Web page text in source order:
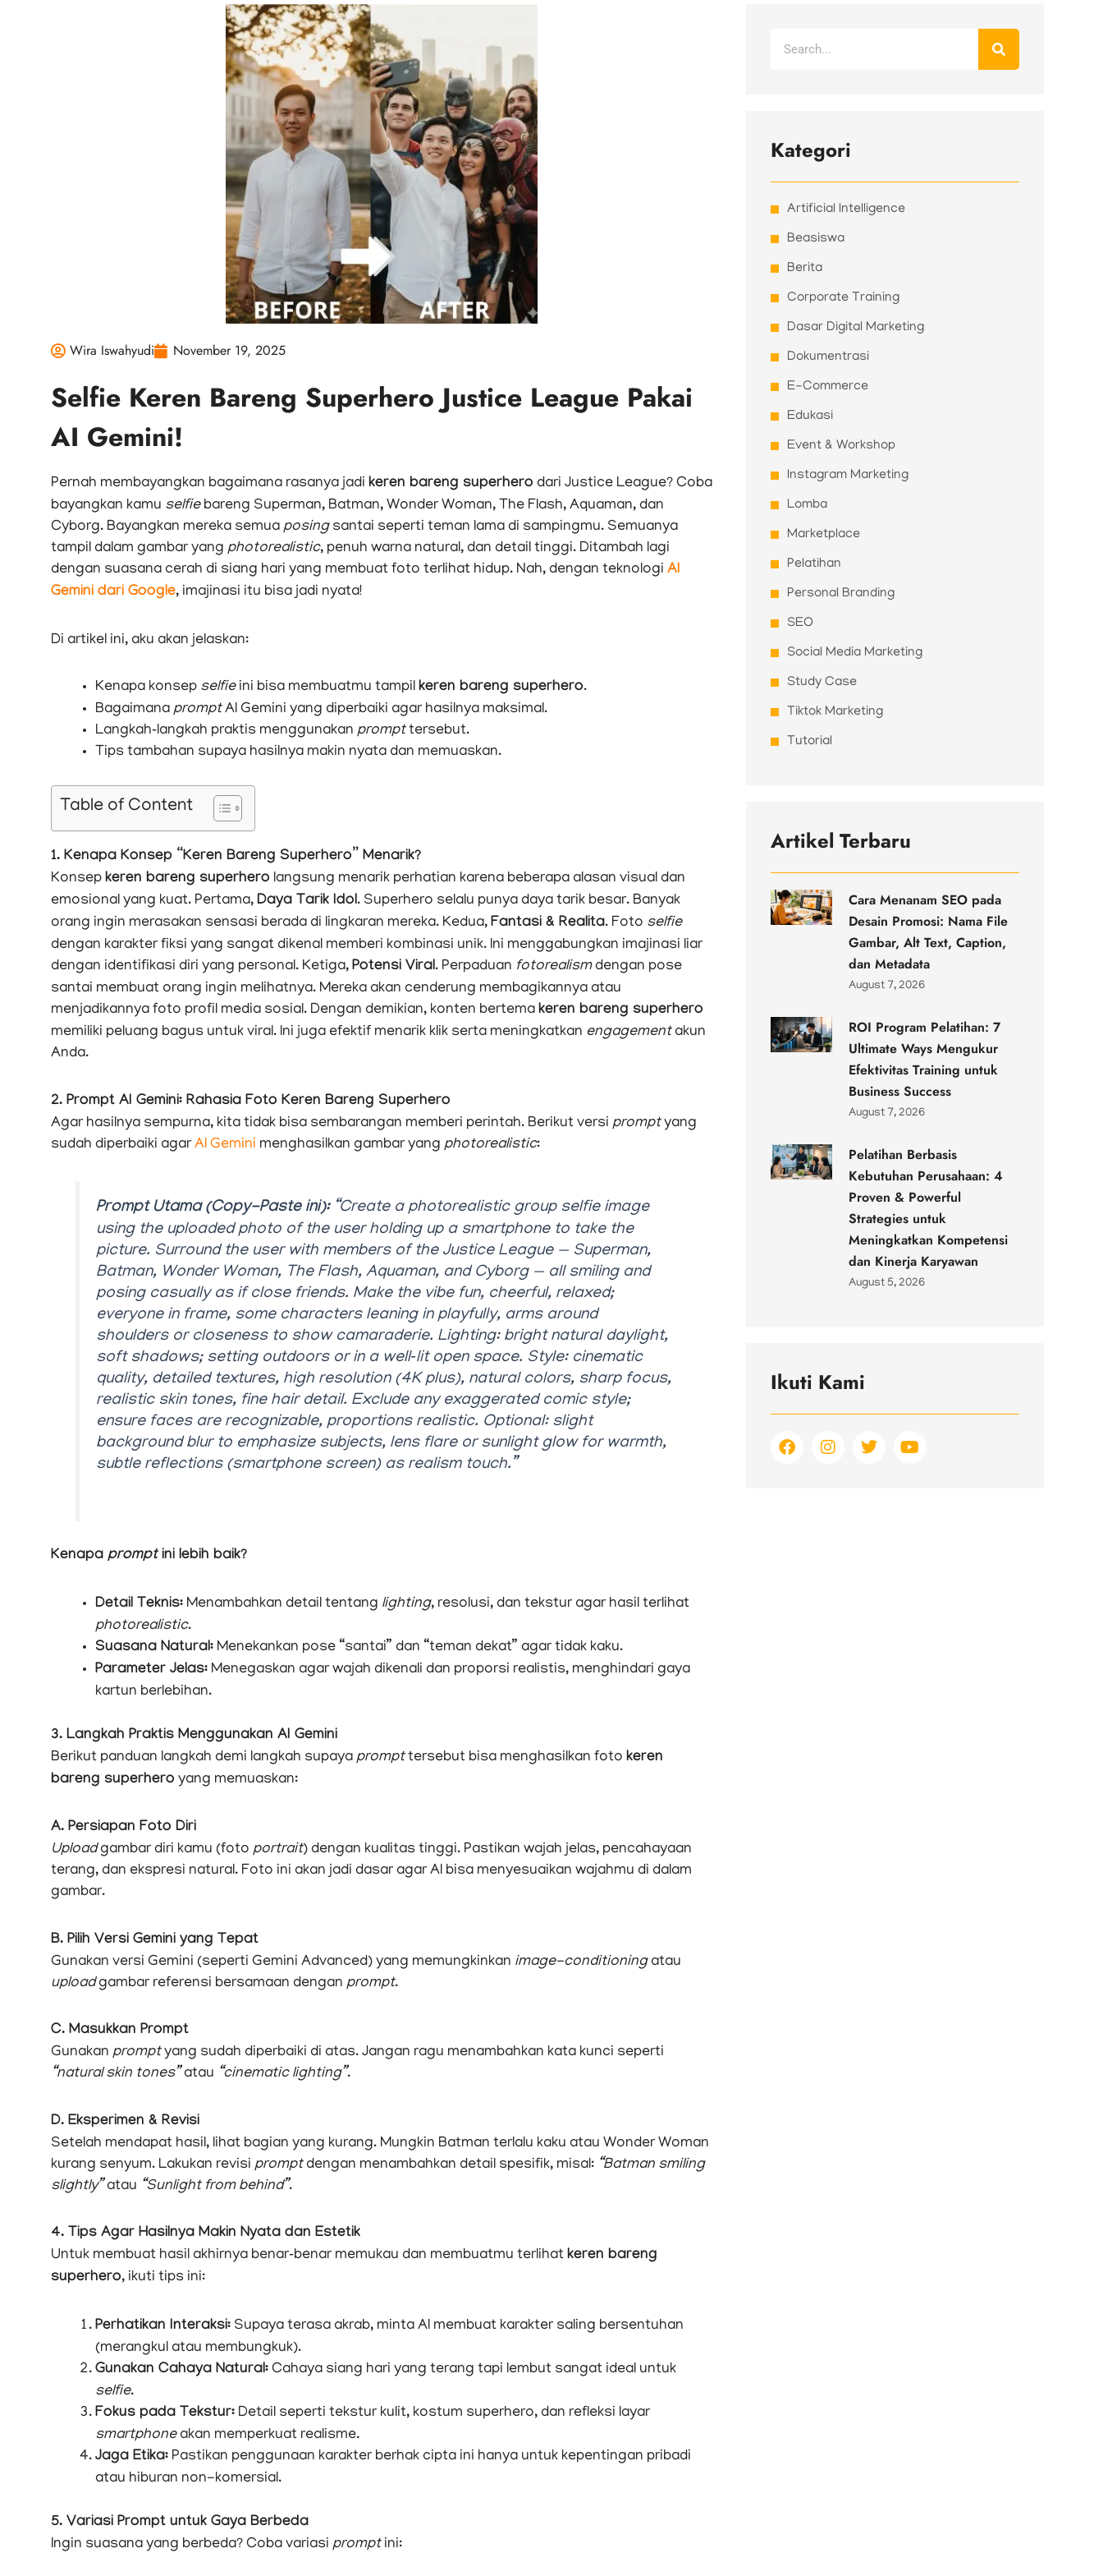
Wira Iswahyudi November 19, 2025
Selfie Keren Bareng Superhero Justice League Pakai
AI Gemini!
Pernah membayangkan bagaimana rasanya jadi keren bareng superhero dari Justice League? Coba
bayangkan kamu selfiebareng Superman, Batman, Wonder Woman, The Flash, Aquaman, dan
Cyborg. Bayangkan mereka semua posingsantai seperti teman lama di sampingmu. Semuanya
tampil dalam gambar yang photorealistic, penuh warna natural, dan detail tinggi. Ditambah lagi
dengan suasana cerah di siang hari yang membuat foto terlihat hidup. Nah, dengan teknologi AI
Gemini dari Google, imajinasi itu bisa jadi nyata!
Di artikel ini, aku akan jelaskan:
Kenapa konsep selfieini bisa membuatmu tampil keren bareng superhero.
Bagaimana promptAI Gemini yang diperbaiki agar hasilnya maksimal.
Langkah‑langkah praktis menggunakan prompttersebut.
Tips tambahan supaya hasilnya makin nyata dan memuaskan.
Table of Content
1. Kenapa Konsep “Keren Bareng Superhero” Menarik?
Konsep keren bareng superhero langsung menarik perhatian karena beberapa alasan visual dan
emosional yang kuat. Pertama, Daya Tarik Idol. Superhero selalu punya daya tarik besar. Banyak
orang ingin merasakan sensasi berada di lingkaran mereka. Kedua, Fantasi & Realita. Foto selfie
dengan karakter fiksi yang sangat dikenal memberi kombinasi unik. Ini menggabungkan imajinasi liar
dengan identifikasi diri yang personal. Ketiga, Potensi Viral. Perpaduan fotorealismdengan pose
santai membuat orang ingin melihatnya. Mereka akan cenderung membagikannya atau
menjadikannya foto profil media sosial. Dengan demikian, konten bertema keren bareng superhero
memiliki peluang bagus untuk viral. Ini juga efektif menarik klik serta meningkatkan engagementakun
Anda.
2. Prompt AI Gemini: Rahasia Foto Keren Bareng Superhero
Agar hasilnya sempurna, kita tidak bisa sembarangan memberi perintah. Berikut versi promptyang
sudah diperbaiki agarAI Gemini menghasilkan gambar yang photorealistic:
Prompt Utama (Copy-Paste ini): “Create a photorealistic group selfie image
using the uploaded photo of the user holding up a smartphone to take the
picture. Surround the user with members of the Justice League — Superman,
Batman, Wonder Woman, The Flash, Aquaman, and Cyborg — all smiling and
posing casually as if close friends. Make the vibe fun, cheerful, relaxed;
everyone in frame, some characters leaning in playfully, arms around
shoulders or closeness to show camaraderie. Lighting: bright natural daylight,
soft shadows; setting outdoors or in a well‑lit open space. Style: cinematic
quality, detailed textures, high resolution (4K plus), natural colors, sharp focus,
realistic skin tones, fine hair detail. Exclude any exaggerated comic style;
ensure faces are recognizable, proportions realistic. Optional: slight
background blur to emphasize subjects, lens flare or sunlight glow for warmth,
subtle reflections (smartphone screen) as realism touch.”
Kenapa promptini lebih baik?
Detail Teknis: Menambahkan detail tentang lighting, resolusi, dan tekstur agar hasil terlihat
photorealistic.
Suasana Natural: Menekankan pose “santai” dan “teman dekat” agar tidak kaku.
Parameter Jelas: Menegaskan agar wajah dikenali dan proporsi realistis, menghindari gaya
kartun berlebihan.
3. Langkah Praktis Menggunakan AI Gemini
Berikut panduan langkah demi langkah supaya prompttersebut bisa menghasilkan foto keren
bareng superhero yang memuaskan:
A. Persiapan Foto Diri
Uploadgambar diri kamu (foto portrait) dengan kualitas tinggi. Pastikan wajah jelas, pencahayaan
terang, dan ekspresi natural. Foto ini akan jadi dasar agar AI bisa menyesuaikan wajahmu di dalam
gambar.
B. Pilih Versi Gemini yang Tepat
Gunakan versi Gemini (seperti Gemini Advanced) yang memungkinkan image-conditioningatau
uploadgambar referensi bersamaan dengan prompt.
C. Masukkan Prompt
Gunakan promptyang sudah diperbaiki di atas. Jangan ragu menambahkan kata kunci seperti
“natural skin tones” atau “cinematic lighting”.
D. Eksperimen & Revisi
Setelah mendapat hasil, lihat bagian yang kurang. Mungkin Batman terlalu kaku atau Wonder Woman
kurang senyum. Lakukan revisi promptdengan menambahkan detail spesifik, misal: “Batman smiling
slightly”atau “Sunlight from behind”.
4. Tips Agar Hasilnya Makin Nyata dan Estetik
Untuk membuat hasil akhirnya benar‑benar memukau dan membuatmu terlihat keren bareng
superhero, ikuti tips ini:
Perhatikan Interaksi: Supaya terasa akrab, minta AI membuat karakter saling bersentuhan
(merangkul atau membungkuk).
Gunakan Cahaya Natural: Cahaya siang hari yang terang tapi lembut sangat ideal untuk
selfie.
Fokus pada Tekstur: Detail seperti tekstur kulit, kostum superhero, dan refleksi layar
smartphoneakan memperkuat realisme.
Jaga Etika: Pastikan penggunaan karakter berhak cipta ini hanya untuk kepentingan pribadi
atau hiburan non-komersial.
5. Variasi Prompt untuk Gaya Berbeda
Ingin suasana yang berbeda? Coba variasi promptini:
Kategori
Artificial Intelligence
Beasiswa
Berita
Corporate Training
Dasar Digital Marketing
Dokumentrasi
E-Commerce
Edukasi
Event & Workshop
Instagram Marketing
Lomba
Marketplace
Pelatihan
Personal Branding
SEO
Social Media Marketing
Study Case
Tiktok Marketing
Tutorial
Artikel Terbaru
Cara Menanam SEO pada
Desain Promosi: Nama File
Gambar, Alt Text, Caption,
dan Metadata
August 7, 2026
ROI Program Pelatihan: 7
Ultimate Ways Mengukur
Efektivitas Training untuk
Business Success
August 7, 2026
Pelatihan Berbasis
Kebutuhan Perusahaan: 4
Proven & Powerful
Strategies untuk
Meningkatkan Kompetensi
dan Kinerja Karyawan
August 5, 2026
Ikuti Kami
F
a
I
n
T
w
Y
o